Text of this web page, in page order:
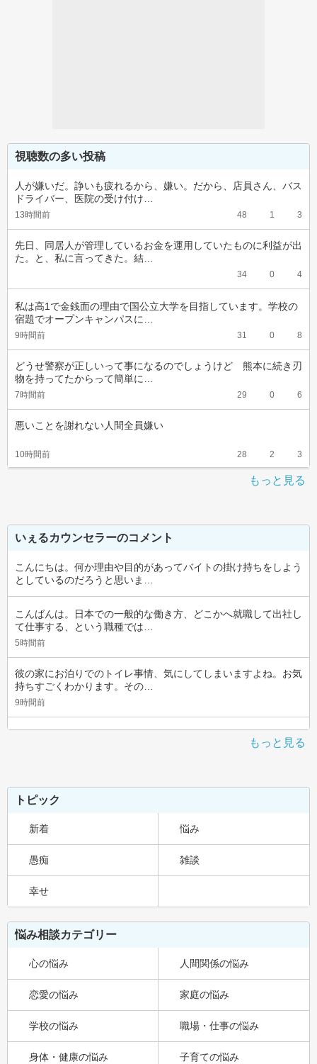
視聴数の多い投稿
人が嫌いだ。諍いも疲れるから、嫌い。だから、店員さん、バス
ドライバー、医院の受け付け…
13時間前 48 1 3
先日、同居人が管理しているお金を運用していたものに利益が出
た。と、私に言ってきた。結…
34 0 4
私は高1で金銭面の理由で国公立大学を目指しています。学校の
宿題でオープンキャンパスに…
9時間前 31 0 8
どうせ警察が正しいって事になるのでしょうけど　熊本に続き刃
物を持ってたからって簡単に…
7時間前 29 0 6
悪いことを謝れない人間全員嫌い
10時間前 28 2 3
もっと見る
いぇるカウンセラーのコメント
こんにちは。何か理由や目的があってバイトの掛け持ちをしよう
としているのだろうと思いま…
こんばんは。日本での一般的な働き方、どこかへ就職して出社し
て仕事する、という職種では…
5時間前
彼の家にお泊りでのトイレ事情、気にしてしまいますよね。お気
持ちすごくわかります。その…
9時間前
もっと見る
トピック
新着 悩み
愚痴 雑談
幸せ
悩み相談カテゴリー
心の悩み 人間関係の悩み
恋愛の悩み 家庭の悩み
学校の悩み 職場・仕事の悩み
身体・健康の悩み 子育ての悩み